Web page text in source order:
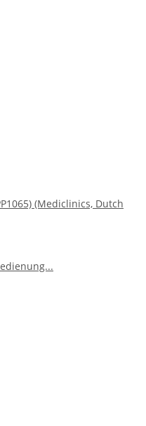
(Mediclinics, Dutch